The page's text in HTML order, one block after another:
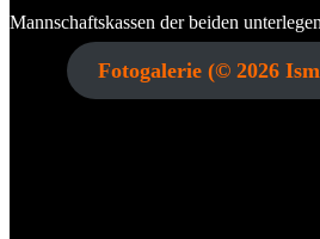
Mannschaftskassen der beiden
Fotogalerie (© 2026